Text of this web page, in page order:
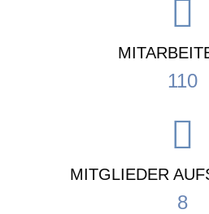
110
MITGLIEDER
8